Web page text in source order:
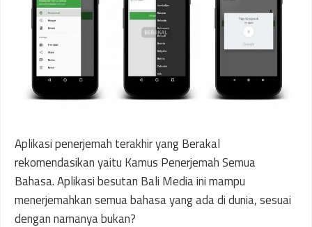
Aplikasi penerjemah terakhir yang Berakal
rekomendasikan yaitu Kamus Penerjemah Semua
Bahasa. Aplikasi besutan Bali Media ini mampu
menerjemahkan semua bahasa yang ada di dunia, sesuai
dengan namanya bukan?